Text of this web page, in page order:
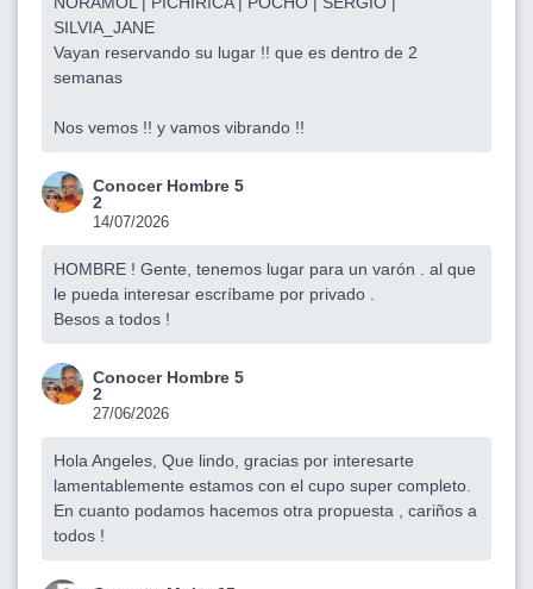
SILVIA_JANE
Vayan reservando su lugar !! que es dentro de 2
semanas
Nos vemos !! y vamos vibrando !!
Conocer Hombre 5
2
14/07/2026
HOMBRE ! Gente, tenemos lugar para un varón . al que
le pueda interesar escríbame por privado .
Besos a todos !
Conocer Hombre 5
2
27/06/2026
Hola Angeles, Que lindo, gracias por interesarte
lamentablemente estamos con el cupo super completo.
En cuanto podamos hacemos otra propuesta , cariños a
todos !